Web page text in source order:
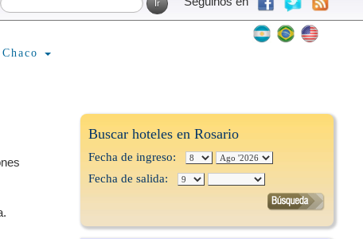
Chaco
Buscar hoteles en Rosario
Fecha de ingreso:
Fecha de salida: